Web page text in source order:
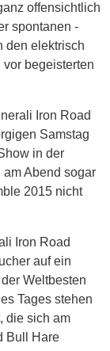
offensichtlich
spontanen -
den elektrisch
begeisterten
Iron Road
Samstag
in der
Abend sogar
2015 nicht
Iron Road
auf ein
Weltbesten
Tages stehen
die sich am
Bull Hare